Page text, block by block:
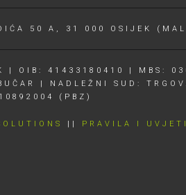
50 A, 31 000 OSIJEK
| OIB: 41433180410 | MBS:
| NADLEŽNI SUD:
(PBZ)
|| PRAVILA I UVJETI